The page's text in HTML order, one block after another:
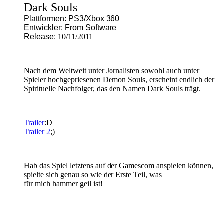
Dark Souls
Plattformen: PS3/Xbox 360
Entwickler: From Software
Release: 10/11/2011
Nach dem Weltweit unter Jornalisten sowohl auch unter
Spieler hochgepriesenen Demon Souls, erscheint endlich der
Spirituelle Nachfolger, das den Namen Dark Souls trägt.
Trailer:D
Trailer 2;)
Hab das Spiel letztens auf der Gamescom anspielen können,
spielte sich genau so wie der Erste Teil, was
für mich hammer geil ist!